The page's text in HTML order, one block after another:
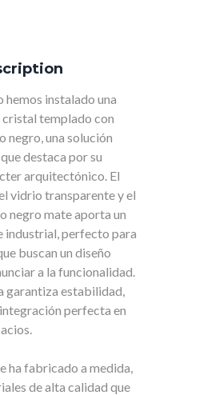
hemos instalado una
templado con
negro, una solución
destaca por su
arquitectónico. El
vidrio transparente y el
negro mate aporta un
industrial, perfecto para
buscan un diseño
a la funcionalidad.
garantiza estabilidad,
perfecta en
ha fabricado a medida,
de alta calidad que